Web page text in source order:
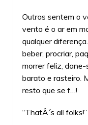
Outros sentem o
vento é o ar em
qualquer
beber, procriar,
morrer feliz, dane-
barato e rasteiro.
resto que se f…!
“ThatÂ´s all folks!”